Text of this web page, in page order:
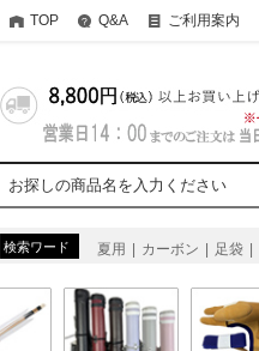
TOP Q&A ご利用案内
検索ワード 夏用 カーボン 足袋